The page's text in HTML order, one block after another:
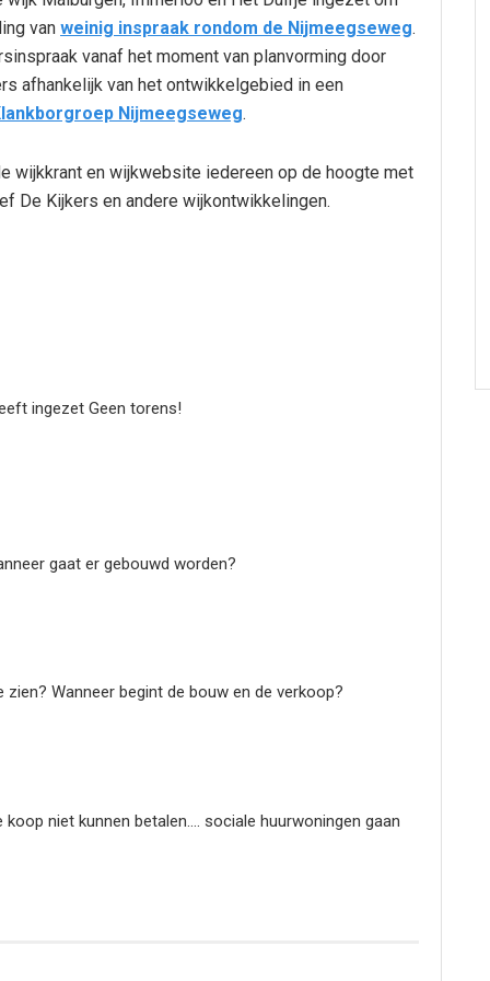
van weinig inspraak rondom de Nijmeegseweg.
vanaf het moment van planvorming door
afhankelijk van het ontwikkelgebied in een
Nijmeegseweg.
wijkkrant en wijkwebsite iedereen op de hoogte met
De Kijkers en andere wijkontwikkelingen.
ingezet Geen torens!
gaat er gebouwd worden?
Wanneer begint de bouw en de verkoop?
niet kunnen betalen…. sociale huurwoningen gaan